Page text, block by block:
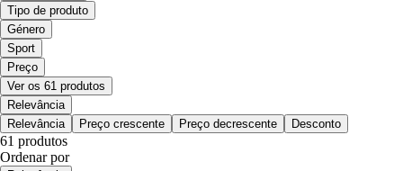
Tipo de produto
Género
Sport
Preço
Ver os 61 produtos
Relevância
Relevância
Preço crescente Preço decrescente Desconto
61 produtos
Ordenar por